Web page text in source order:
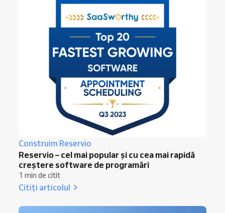
Construim Reservio
Reservio – cel mai popular și cu cea mai rapidă
creștere software de programări
1 min de citit
Citiți articolul